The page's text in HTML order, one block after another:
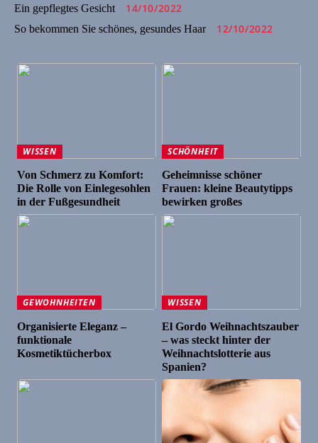
Ein gepflegtes Gesicht 14/10/2022
So bekommen Sie schönes, gesundes Haar 12/10/2022
WISSEN
Von Schmerz zu Komfort:
Die Rolle von Einlegesohlen
in der Fußgesundheit
SCHÖNHEIT
Geheimnisse schöner
Frauen: kleine Beautytipps
bewirken großes
GEWOHNHEITEN
Organisierte Eleganz –
funktionale
Kosmetiktücherbox
WISSEN
El Gordo Weihnachtszauber
– was steckt hinter der
Weihnachtslotterie aus
Spanien?